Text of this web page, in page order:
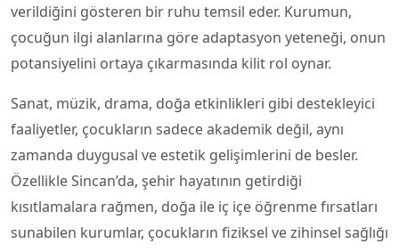
verildiğini gösteren bir ruhu temsil eder. Kurumun,
çocuğun ilgi alanlarına göre adaptasyon yeteneği, onun
potansiyelini ortaya çıkarmasında kilit rol oynar.
Sanat, müzik, drama, doğa etkinlikleri gibi destekleyici
faaliyetler, çocukların sadece akademik değil, aynı
zamanda duygusal ve estetik gelişimlerini de besler.
Özellikle Sincan’da, şehir hayatının getirdiği
kısıtlamalara rağmen, doğa ile iç içe öğrenme fırsatları
sunabilen kurumlar, çocukların fiziksel ve zihinsel sağlığı